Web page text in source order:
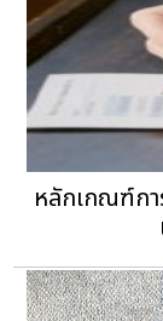
หลักเกณฑ์กา